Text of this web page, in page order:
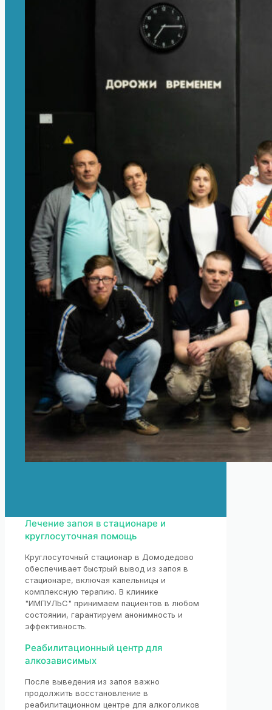
Лечение запоя в стационаре и
круглосуточная помощь
Круглосуточный стационар в Домодедово
обеспечивает быстрый вывод из запоя в
стационаре, включая капельницы и
комплексную терапию. В клинике
"ИМПУЛЬС" принимаем пациентов в любом
состоянии, гарантируем анонимность и
эффективность.
Реабилитационный центр для
алкозависимых
После выведения из запоя важно
продолжить восстановление в
реабилитационном центре для алкоголиков